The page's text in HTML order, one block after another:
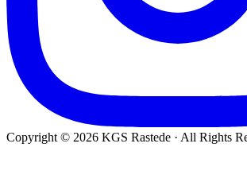
Copyright © 2026 KGS Rastede · All Rights